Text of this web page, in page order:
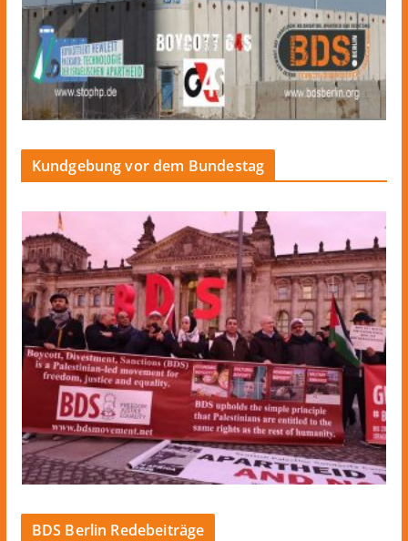
Kundgebung vor dem Bundestag
BDS Berlin Redebeiträge